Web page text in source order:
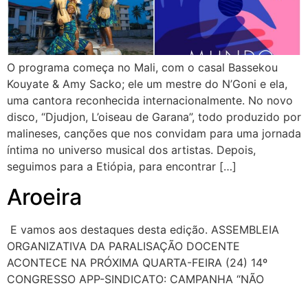
O programa começa no Mali, com o casal Bassekou
Kouyate & Amy Sacko; ele um mestre do N’Goni e ela,
uma cantora reconhecida internacionalmente. No novo
disco, “Djudjon, L’oiseau de Garana”, todo produzido por
malineses, canções que nos convidam para uma jornada
íntima no universo musical dos artistas. Depois,
seguimos para a Etiópia, para encontrar […]
Aroeira
E vamos aos destaques desta edição. ASSEMBLEIA
ORGANIZATIVA DA PARALISAÇÃO DOCENTE
ACONTECE NA PRÓXIMA QUARTA-FEIRA (24) 14º
CONGRESSO APP-SINDICATO: CAMPANHA “NÃO